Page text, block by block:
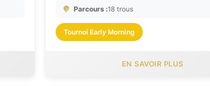
Parcours :18 trous
Tournoi Early Morning
EN SAVOIR PLUS